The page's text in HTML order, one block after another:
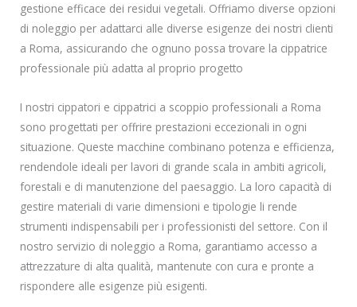
gestione efficace dei residui vegetali. Offriamo diverse opzioni
di noleggio per adattarci alle diverse esigenze dei nostri clienti
a Roma, assicurando che ognuno possa trovare la cippatrice
professionale più adatta al proprio progetto
I nostri cippatori e cippatrici a scoppio professionali a Roma
sono progettati per offrire prestazioni eccezionali in ogni
situazione. Queste macchine combinano potenza e efficienza,
rendendole ideali per lavori di grande scala in ambiti agricoli,
forestali e di manutenzione del paesaggio. La loro capacità di
gestire materiali di varie dimensioni e tipologie li rende
strumenti indispensabili per i professionisti del settore. Con il
nostro servizio di noleggio a Roma, garantiamo accesso a
attrezzature di alta qualità, mantenute con cura e pronte a
rispondere alle esigenze più esigenti.